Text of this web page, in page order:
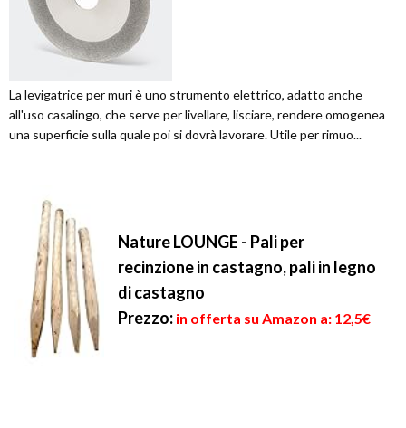
La levigatrice per muri è uno strumento elettrico, adatto anche
all'uso casalingo, che serve per livellare, lisciare, rendere omogenea
una superficie sulla quale poi si dovrà lavorare. Utile per rimuo...
Nature LOUNGE - Pali per
recinzione in castagno, pali in legno
di castagno
Prezzo: in offerta su Amazon a: 12,5€